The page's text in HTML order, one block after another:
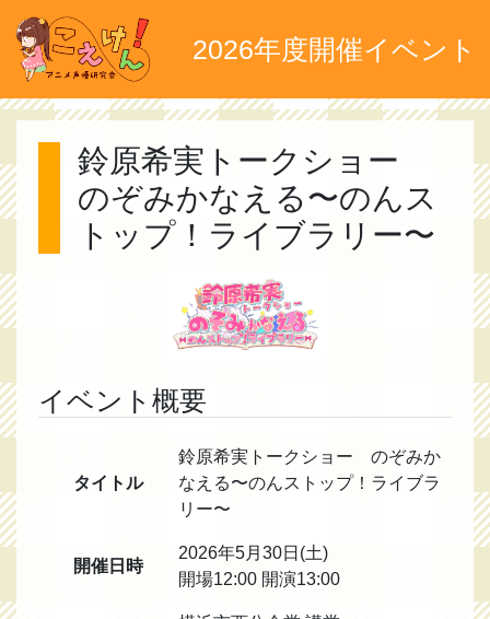
2026年度開催イベント
鈴原希実トークショー
のぞみかなえる〜のんス
トップ！ライブラリー〜
イベント概要
タイトル
鈴原希実トークショー のぞみか
なえる〜のんストップ！ライブラ
リー〜
開催日時
2026年5月30日(土)
開場12:00 開演13:00